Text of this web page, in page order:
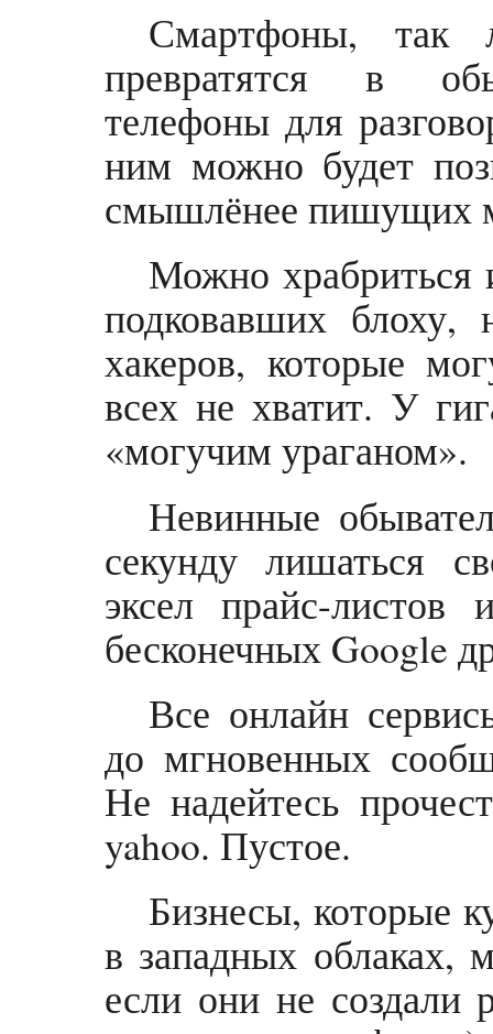
Смартфоны, так
превратятся в
телефоны для
ним можно будет
смышлёнее пишущих
Можно храбриться
подковавших блоху,
хакеров, которые
всех не хватит. У
«могучим ураганом».
Невинные
секунду лишаться
эксел прайс-
бесконечных Google
Все онлайн
до мгновенных
Не надейтесь
yahoo. Пустое.
Бизнесы, которые
в западных облаках,
если они не создали